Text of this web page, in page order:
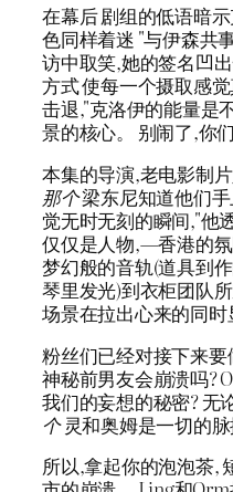
在幕后 剧组的低语暗
色同样着迷 "与伊森共
访中取笑,她的签名凹
方式 使每一个摄取感
击退,"克洛伊的能量是
景的核心。 别闹了,你
本集的导演,老电影制
那个梁东尼知道他们
觉无时无刻的瞬间,"他
仅仅是人物,—香港的氛
梦幻般的音轨(道具到
琴里发光)到衣柜团队
场景在拉出心来的同时
粉丝们已经对接下来
神秘前男友会崩溃吗?
我们的妄想的秘密? 无
个灵和奥姆是一切的脉
所以,拿起你的泡泡茶,